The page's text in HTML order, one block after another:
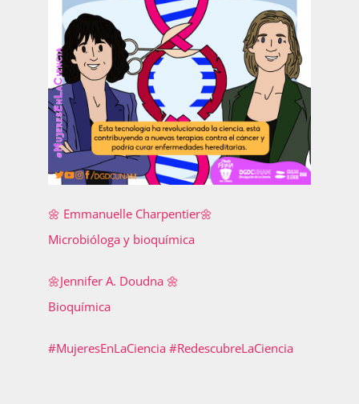
Blog
Recursos
Súmate
Publicaciones
Bienvenida generación 2027-1
🌼 Emmanuelle Charpentier🌼
Microbióloga y bioquímica
🌼Jennifer A. Doudna 🌼
Bioquímica
#MujeresEnLaCiencia #RedescubreLaCiencia